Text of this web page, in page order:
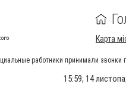
Карта
работники принимали звонки
15:59, 14